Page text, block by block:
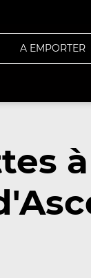
A EMPORTER